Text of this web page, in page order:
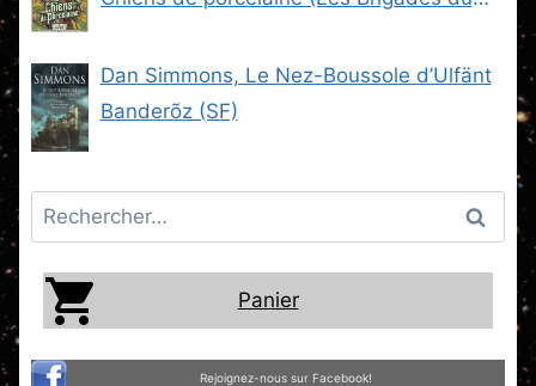
Dan Simmons, Le Nez-Boussole d’Ulfänt
Banderõz (SF)
Rechercher :
Panier
Rejoignez-nous sur Facebook!